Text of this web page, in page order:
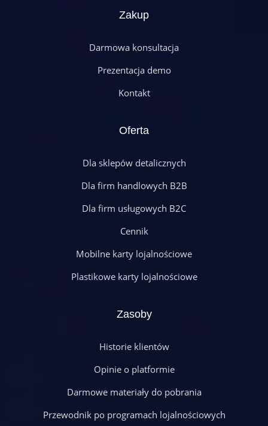
Zakup
Darmowa konsultacja
Prezentacja demo
Kontakt
Oferta
Dla sklepów detalicznych
Dla firm handlowych B2B
Dla firm usługowych B2C
Cennik
Mobilne karty lojalnościowe
Plastikowe karty lojalnościowe
Zasoby
Historie klientów
Opinie o platformie
Darmowe materiały do pobrania
Przewodnik po programach lojalnościowych